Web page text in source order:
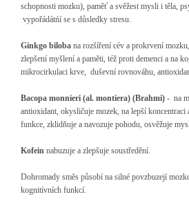
schopnosti mozku), paměť a svěžest mysli i těla,
vypořádátńí se s důsledky stresu.
Ginkgo biloba na rozšíření cév a prokrvení
zlepšení myšlení a paměti, též proti demenci a na
mikrocirkulaci krve, duševní rovnováhu,
Bacopa monnieri (al. montiera) (Brahmi) - na
antioxidant, okysličuje mozek, na lepší
funkce, zklidňuje a navozuje pohodu, osvěžuje
Kofein nabuzuje a zlepšuje soustředění.
Dohromady směs působí na silné povzbuzejí
kognitívních funkcí.